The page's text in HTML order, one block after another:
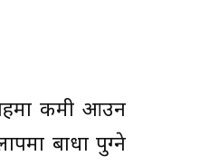
कमी आउन
बाधा पुग्ने